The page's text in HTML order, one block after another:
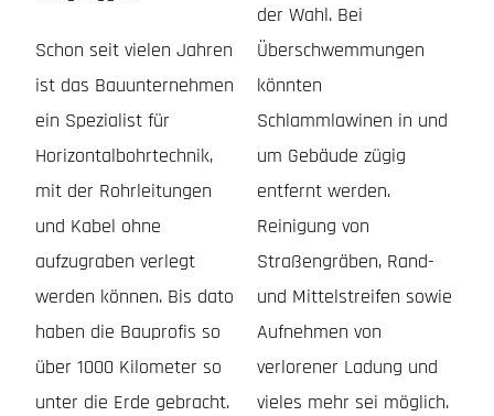
Schon seit vielen Jahren
ist das Bauunternehmen
ein Spezialist für
Horizontalbohrtechnik,
mit der Rohrleitungen
und Kabel ohne
aufzugraben verlegt
werden können. Bis dato
haben die Bauprofis so
über 1000 Kilometer so
unter die Erde gebracht.
der Wahl. Bei
Überschwemmungen
könnten
Schlammlawinen in und
um Gebäude zügig
entfernt werden.
Reinigung von
Straßengräben, Rand-
und Mittelstreifen sowie
Aufnehmen von
verlorener Ladung und
vieles mehr sei möglich.